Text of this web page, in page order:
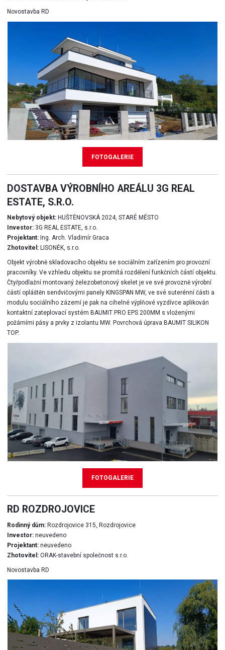
FOTOGALERIE
Novostavba RD
FOTOGALERIE
DOSTAVBA VÝROBNÍHO AREÁLU 3G REAL
ESTATE, S.R.O.
Nebytový objekt:HUŠTĚNOVSKÁ 2024, STARÉ MĚSTO
Investor:3G REAL ESTATE, s.r.o.
Projektant:Ing. Arch. Vladimír Graca
Zhotovitel:LISONĚK, s.r.o.
Objekt výrobně skladovacího objektu se sociálním zařízením pro provozní
pracovníky. Ve vzhledu objektu se promítá rozdělení funkčních částí objektu.
Čtyřpodlažní montovaný železobetonový skelet je ve své provozně výrobní
částí opláštěn sendvičovými panely KINGSPAN MW, ve své suterénní části a
modulu sociálního zázemí je pak na cihelné výplňové vyzdívce aplikován
kontaktní zateplovací systém BAUMIT PRO EPS 200MM s vloženými
požárními pásy a prvky z izolantu MW. Povrchová úprava BAUMIT SILIKON
TOP.
RD ROZDROJOVICE
Rodinný dům:Rozdrojovice 315, Rozdrojovice
Investor:neuvedeno
Projektant:neuvedeno
Zhotovitel:ORAK-stavební společnost s.r.o.
Novostavba RD